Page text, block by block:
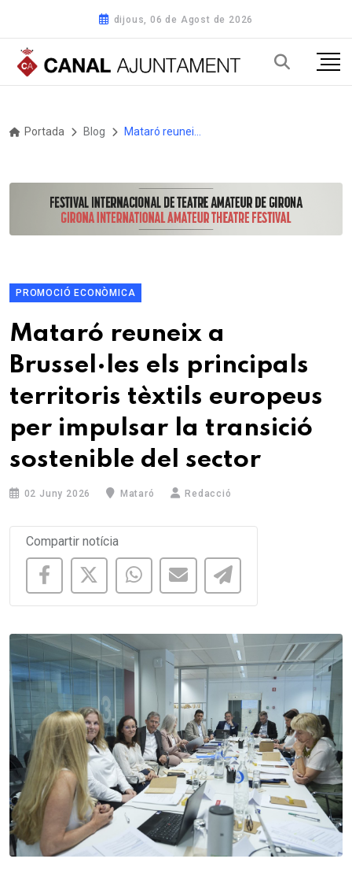
dijous, 06 de Agost de 2026
Portada Blog
PROMOCIÓ ECONÒMICA
Mataró reuneix a
Brussel·les els principals
territoris tèxtils europeus
per impulsar la transició
sostenible del sector
02 Juny 2026 Mataró Redacció
Compartir notícia